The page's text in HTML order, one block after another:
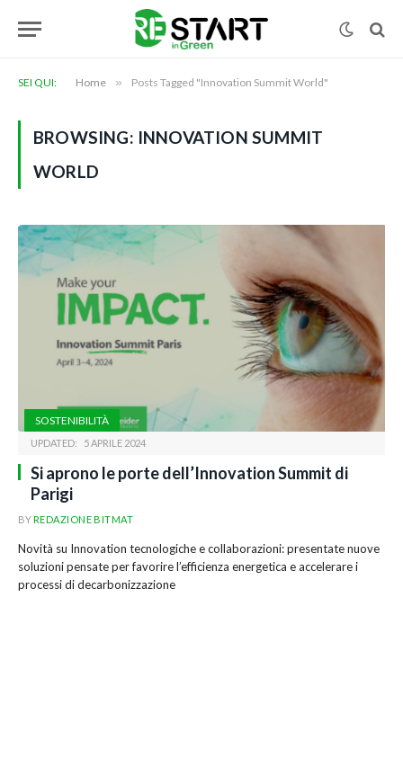
SEI QUI: Home » Posts Tagged "Innovation Summit World"
BROWSING: INNOVATION SUMMIT
WORLD
SOSTENIBILITÀ
UPDATED: 5 APRILE 2024
Si aprono le porte dell’Innovation Summit di
Parigi
BYREDAZIONE BITMAT
Novità su Innovation tecnologiche e collaborazioni: presentate nuove
soluzioni pensate per favorire l’efficienza energetica e accelerare i
processi di decarbonizzazione